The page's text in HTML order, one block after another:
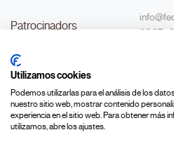
Utilizamos cookies
Podemos utilizarlas para el análisis de los
nuestro sitio web, mostrar contenido
experiencia en el sitio web. Para obtener más
utilizamos, abre los ajustes.
Patrocinadors
Transparència
#MouLaPilota
96 374
C/